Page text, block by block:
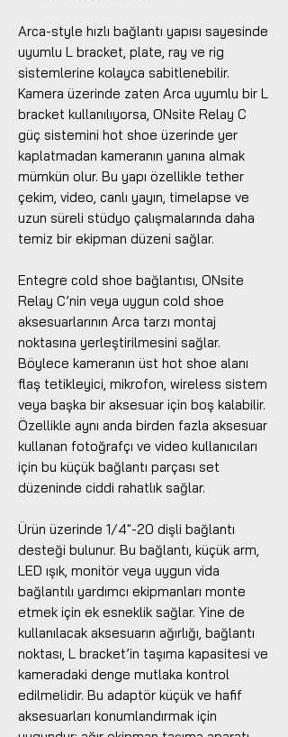
Arca-style hızlı bağlantı yapısı sayesinde
uyumlu L bracket, plate, ray ve rig
sistemlerine kolayca sabitlenebilir.
Kamera üzerinde zaten Arca uyumlu bir L
bracket kullanılıyorsa, ONsite Relay C
güç sistemini hot shoe üzerinde yer
kaplatmadan kameranın yanına almak
mümkün olur. Bu yapı özellikle tether
çekim, video, canlı yayın, timelapse ve
uzun süreli stüdyo çalışmalarında daha
temiz bir ekipman düzeni sağlar.
Entegre cold shoe bağlantısı, ONsite
Relay C’nin veya uygun cold shoe
aksesuarlarının Arca tarzı montaj
noktasına yerleştirilmesini sağlar.
Böylece kameranın üst hot shoe alanı
flaş tetikleyici, mikrofon, wireless sistem
veya başka bir aksesuar için boş kalabilir.
Özellikle aynı anda birden fazla aksesuar
kullanan fotoğrafçı ve video kullanıcıları
için bu küçük bağlantı parçası set
düzeninde ciddi rahatlık sağlar.
Ürün üzerinde 1/4"-20 dişli bağlantı
desteği bulunur. Bu bağlantı, küçük arm,
LED ışık, monitör veya uygun vida
bağlantılı yardımcı ekipmanları monte
etmek için ek esneklik sağlar. Yine de
kullanılacak aksesuarın ağırlığı, bağlantı
noktası, L bracket’in taşıma kapasitesi ve
kameradaki denge mutlaka kontrol
edilmelidir. Bu adaptör küçük ve hafif
aksesuarları konumlandırmak için